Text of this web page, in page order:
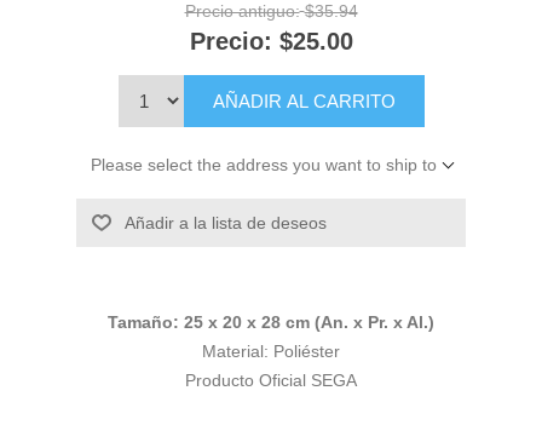
Precio antiguo: $35.94
Precio: $25.00
AÑADIR AL CARRITO
Please select the address you want to ship to
Añadir a la lista de deseos
Tamaño: 25 x 20 x 28 cm (An. x Pr. x Al.)
Material: Poliéster
Producto Oficial SEGA